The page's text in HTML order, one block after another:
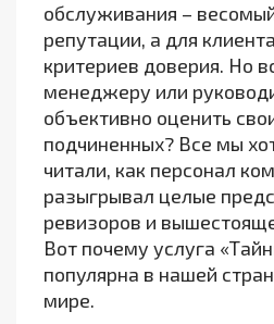
обслуживания –
репутации, а для
критериев доверия. Но
менеджеру или
объективно оценить
подчиненных? Все мы
читали, как персонал
разыгрывал целые
ревизоров и
Вот почему услуга
популярна в нашей
мире.